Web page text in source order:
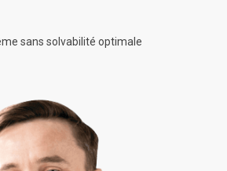
sans solvabilité optimale